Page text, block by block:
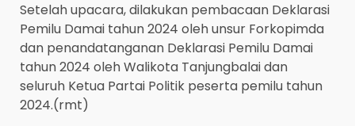
Setelah upacara, dilakukan pembacaan Deklarasi
Pemilu Damai tahun 2024 oleh unsur Forkopimda
dan penandatanganan Deklarasi Pemilu Damai
tahun 2024 oleh Walikota Tanjungbalai dan
seluruh Ketua Partai Politik peserta pemilu tahun
2024.(rmt)